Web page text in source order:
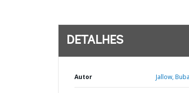
DETALHES
Autor Jallow,